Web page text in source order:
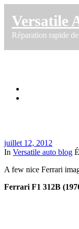
Versatile
Réparation rapide
juillet 12, 2012
In Versatile auto blog
A few nice Ferrari
Ferrari F1 312B